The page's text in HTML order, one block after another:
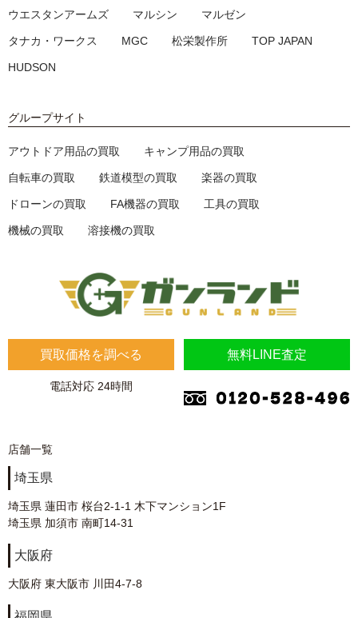
買取価格を調べる 無料LINE査定
電話対応 24時間
店舗一覧
埼玉県
埼玉県 蓮田市 桜台2-1-1 木下マンション1F
埼玉県 加須市 南町14-31
大阪府
大阪府 東大阪市 川田4-7-8
ウエスタンアームズ マルシン マルゼン
タナカ・ワークス MGC 松栄製作所 TOP JAPAN
HUDSON
グループサイト
アウトドア用品の買取 キャンプ用品の買取
自転車の買取 鉄道模型の買取 楽器の買取
ドローンの買取 FA機器の買取 工具の買取
機械の買取 溶接機の買取